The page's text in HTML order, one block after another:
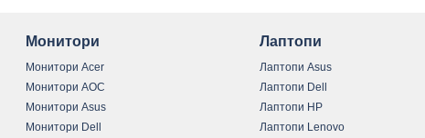
Монитори
Монитори Acer
Монитори AOC
Монитори Asus
Монитори Dell
Лаптопи
Лаптопи Asus
Лаптопи Dell
Лаптопи HP
Лаптопи Lenovo